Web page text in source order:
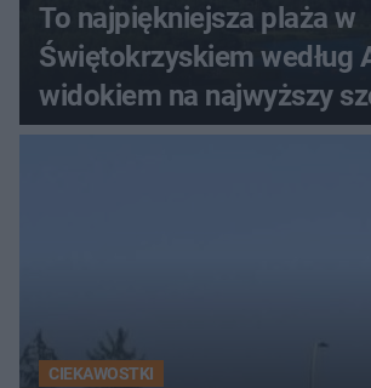
To najpiękniejsza plaża w
Świętokrzyskiem według
widokiem na najwyższy
Świętokrzyskich
CIEKAWOSTKI